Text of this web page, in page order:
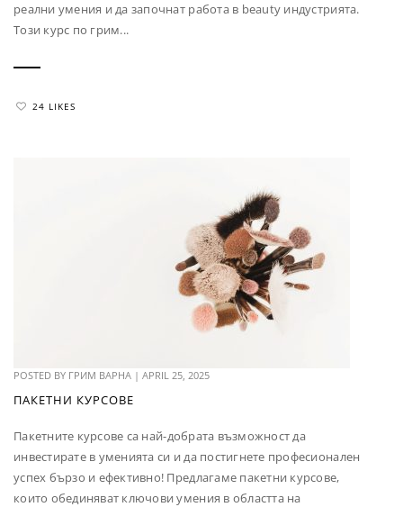
реални умения и да започнат работа в beauty индустрията.
Този курс по грим...
24 LIKES
POSTED BY ГРИМ ВАРНА | APRIL 25, 2025
ПАКЕТНИ КУРСОВЕ
Пакетните курсове са най-добрата възможност да
инвестирате в уменията си и да постигнете професионален
успех бързо и ефективно! Предлагаме пакетни курсове,
които обединяват ключови умения в областта на